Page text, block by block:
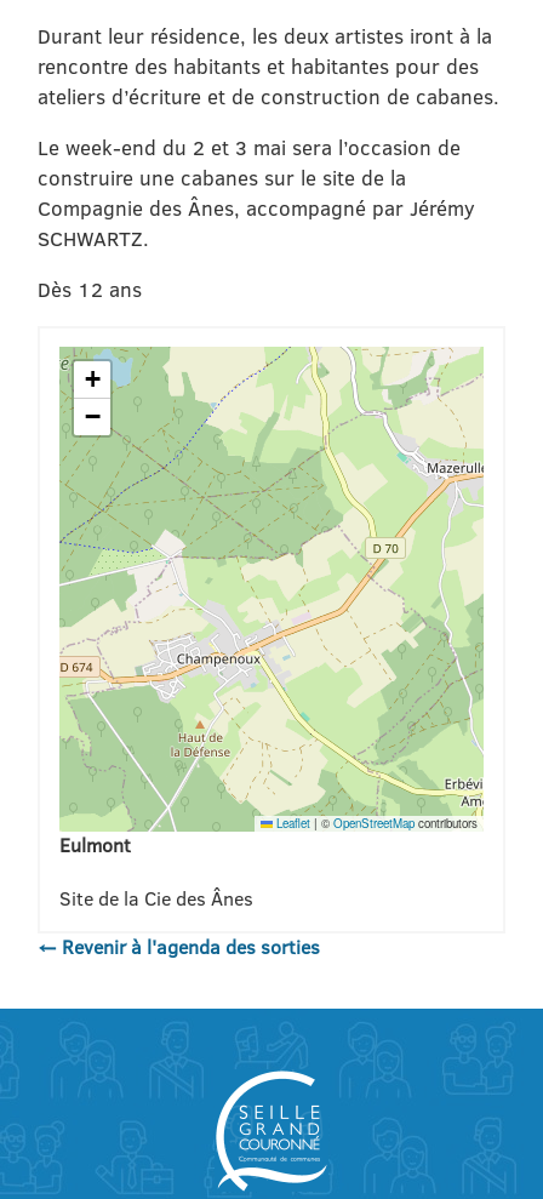
Durant leur résidence, les deux artistes iront à la
rencontre des habitants et habitantes pour des
ateliers d’écriture et de construction de cabanes.
Le week-end du 2 et 3 mai sera l’occasion de
construire une cabanes sur le site de la
Compagnie des Ânes, accompagné par Jérémy
SCHWARTZ.
Dès 12 ans
+
−
Leaflet | ©OpenStreetMap contributors
Eulmont
Site de la Cie des Ânes
← Revenir à l'agenda des sorties